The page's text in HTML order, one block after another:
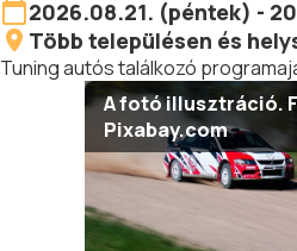
2026.08.21. (péntek) -
Több településen és
Tuning autós találkozó
A fotó illusztráció.
Pixabay.com